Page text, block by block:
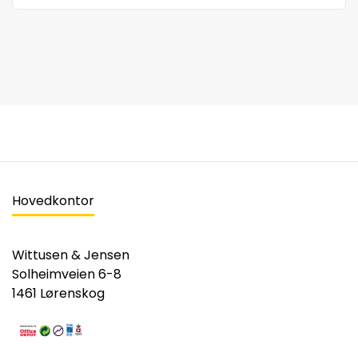
Hovedkontor
Wittusen & Jensen
Solheimveien 6-8
1461 Lørenskog